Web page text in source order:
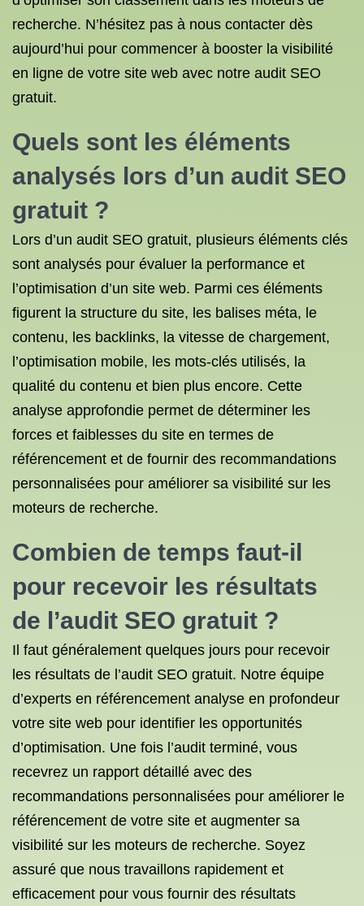
recherche. N’hésitez pas à nous contacter dès
aujourd’hui pour commencer à booster la visibilité
en ligne de votre site web avec notre audit SEO
gratuit.
Quels sont les éléments
analysés lors d’un audit SEO
gratuit ?
Lors d’un audit SEO gratuit, plusieurs éléments clés
sont analysés pour évaluer la performance et
l’optimisation d’un site web. Parmi ces éléments
figurent la structure du site, les balises méta, le
contenu, les backlinks, la vitesse de chargement,
l’optimisation mobile, les mots-clés utilisés, la
qualité du contenu et bien plus encore. Cette
analyse approfondie permet de déterminer les
forces et faiblesses du site en termes de
référencement et de fournir des recommandations
personnalisées pour améliorer sa visibilité sur les
moteurs de recherche.
Combien de temps faut-il
pour recevoir les résultats
de l’audit SEO gratuit ?
Il faut généralement quelques jours pour recevoir
les résultats de l’audit SEO gratuit. Notre équipe
d’experts en référencement analyse en profondeur
votre site web pour identifier les opportunités
d’optimisation. Une fois l’audit terminé, vous
recevrez un rapport détaillé avec des
recommandations personnalisées pour améliorer le
référencement de votre site et augmenter sa
visibilité sur les moteurs de recherche. Soyez
assuré que nous travaillons rapidement et
efficacement pour vous fournir des résultats